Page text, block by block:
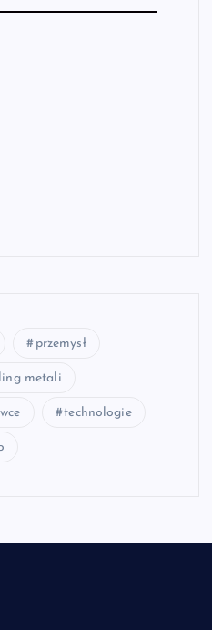
przemysł
metali
technologie